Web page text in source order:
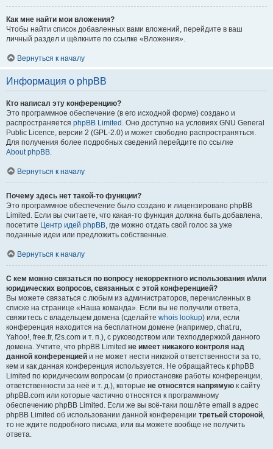
Как мне найти мои вложения?
Чтобы найти список добавленных вами вложений, перейдите в ваш
личный раздел и щёлкните по ссылке «Вложения».
Вернуться к началу
Информация о phpBB
Кто написал эту конференцию?
Это программное обеспечение (в его исходной форме) создано и
распространяется phpBB Limited . Оно доступно на условиях GNU General
Public Licence, версии 2 (GPL-2.0) и может свободно распространяться.
Для получения более подробных сведений перейдите по ссылке
About phpBB.
Вернуться к началу
Почему здесь нет такой-то функции?
Это программное обеспечение было создано и лицензировано phpBB
Limited. Если вы считаете, что какая-то функция должна быть добавлена,
посетите Центр идей phpBB, где можно отдать свой голос за уже
поданные идеи или предложить собственные.
Вернуться к началу
С кем можно связаться по вопросу некорректного использования и/или
юридических вопросов, связанных с этой конференцией?
Вы можете связаться с любым из администраторов, перечисленных в
списке на странице «Наша команда». Если вы не получили ответа,
свяжитесь с владельцем домена (сделайте whois lookup) или, если
конференция находится на бесплатном домене (например, chat.ru,
Yahoo!, free.fr, f2s.com и т. п.), с руководством или техподдержкой данного
домена. Учтите, что phpBB Limited не имеет никакого контроля над
данной конференцией и не может нести никакой ответственности за то,
кем и как данная конференция используется. Не обращайтесь к phpBB
Limited по юридическим вопросам (о приостановке работы конференции,
ответственности за неё и т. д.), которые не относятся напрямую к сайту
phpBB.com или которые частично относятся к программному
обеспечению phpBB Limited. Если же вы всё-таки пошлёте email в адрес
phpBB Limited об использовании данной конференции третьей стороной,
то не ждите подробного письма, или вы можете вообще не получить
ответа.